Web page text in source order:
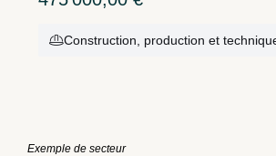
intérieur qu'extérieur dans le cadre
secteur industriel que résidentiel. Un
Construction, production et
Exemple de secteur